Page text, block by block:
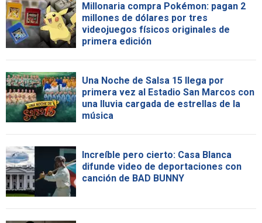
Millonaria compra Pokémon: pagan 2
millones de dólares por tres
videojuegos físicos originales de
primera edición
Una Noche de Salsa 15 llega por
primera vez al Estadio San Marcos con
una lluvia cargada de estrellas de la
música
Increíble pero cierto: Casa Blanca
difunde video de deportaciones con
canción de BAD BUNNY